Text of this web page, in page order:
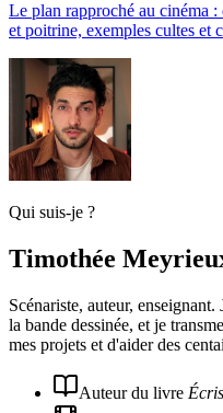
Le plan rapproché au cinéma
et poitrine, exemples cultes et
Qui suis-je ?
Timothée
Scénariste, auteur,
la bande dessinée, et je
mes projets et d'aider des
Auteur du livre